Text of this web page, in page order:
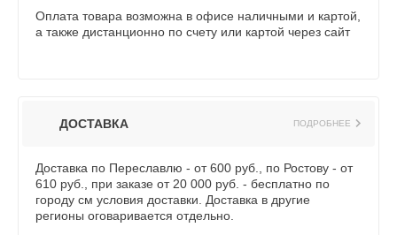
Оплата товара возможна в офисе наличными и картой,
а также дистанционно по счету или картой через сайт
ДОСТАВКА ПОДРОБНЕЕ
Доставка по Переславлю - от 600 руб., по Ростову - от
610 руб., при заказе от 20 000 руб. - бесплатно по
городу см условия доставки. Доставка в другие
регионы оговаривается отдельно.